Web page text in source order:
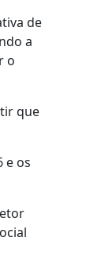
de
a
o
que
e os